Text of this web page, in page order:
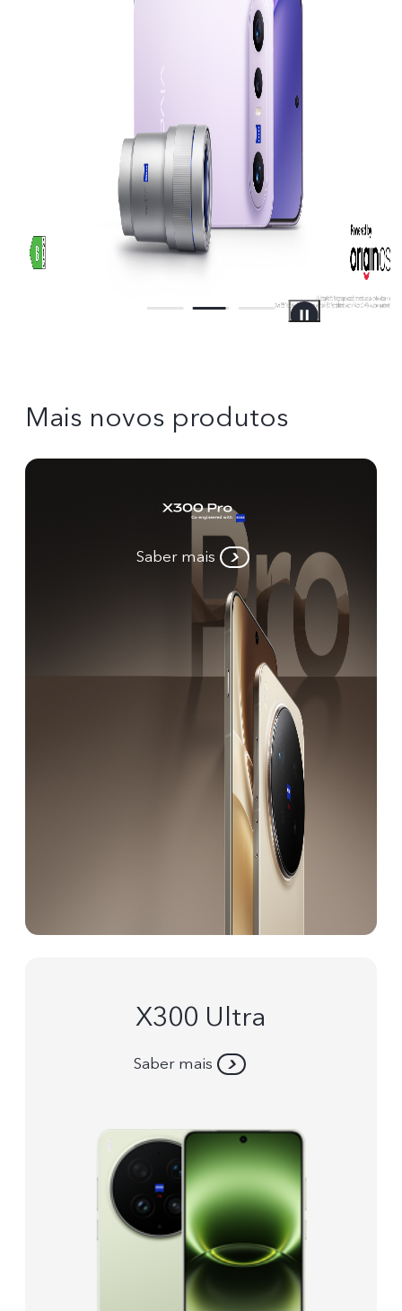
Mais novos produtos
Saber mais
X300 Ultra
Saber mais